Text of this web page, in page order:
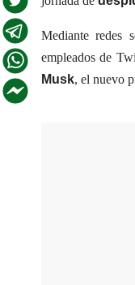
Mediante redes
empleados de
Musk, el nuevo